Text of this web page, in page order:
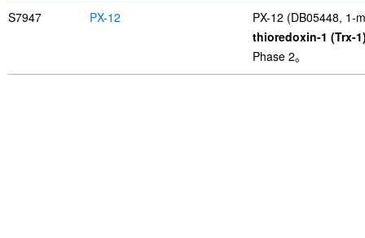
S7947 PX-12
PX-12 (DB05448, 1-
thioredoxin-1 (Trx-
Phase 2。